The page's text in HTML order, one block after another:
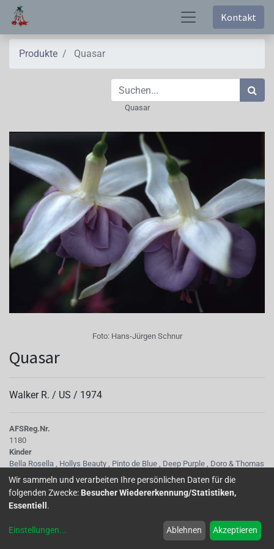
Kontakt
Produkte Quasar
Quasar
Foto: Hans-Jürgen Schnur
Quasar
Walker R. / US / 1974
AFSReg.Nr.
1180
Kinder
Bella Rosella , Hollys Beauty , Pinto de Blue , Deep Purple , Doro & Thomas
,HeRi Mochara
Mark Kirby
Tubus
weiß
Sepalen
Korolle/Petalen
Wir sammeln und verarbeiten Ihre persönlichen Daten für die
folgenden Zwecke: Besucher Wiedererkennung/Statistiken,
Essentiell .
Einstellungen... Ablehnen Akzeptieren